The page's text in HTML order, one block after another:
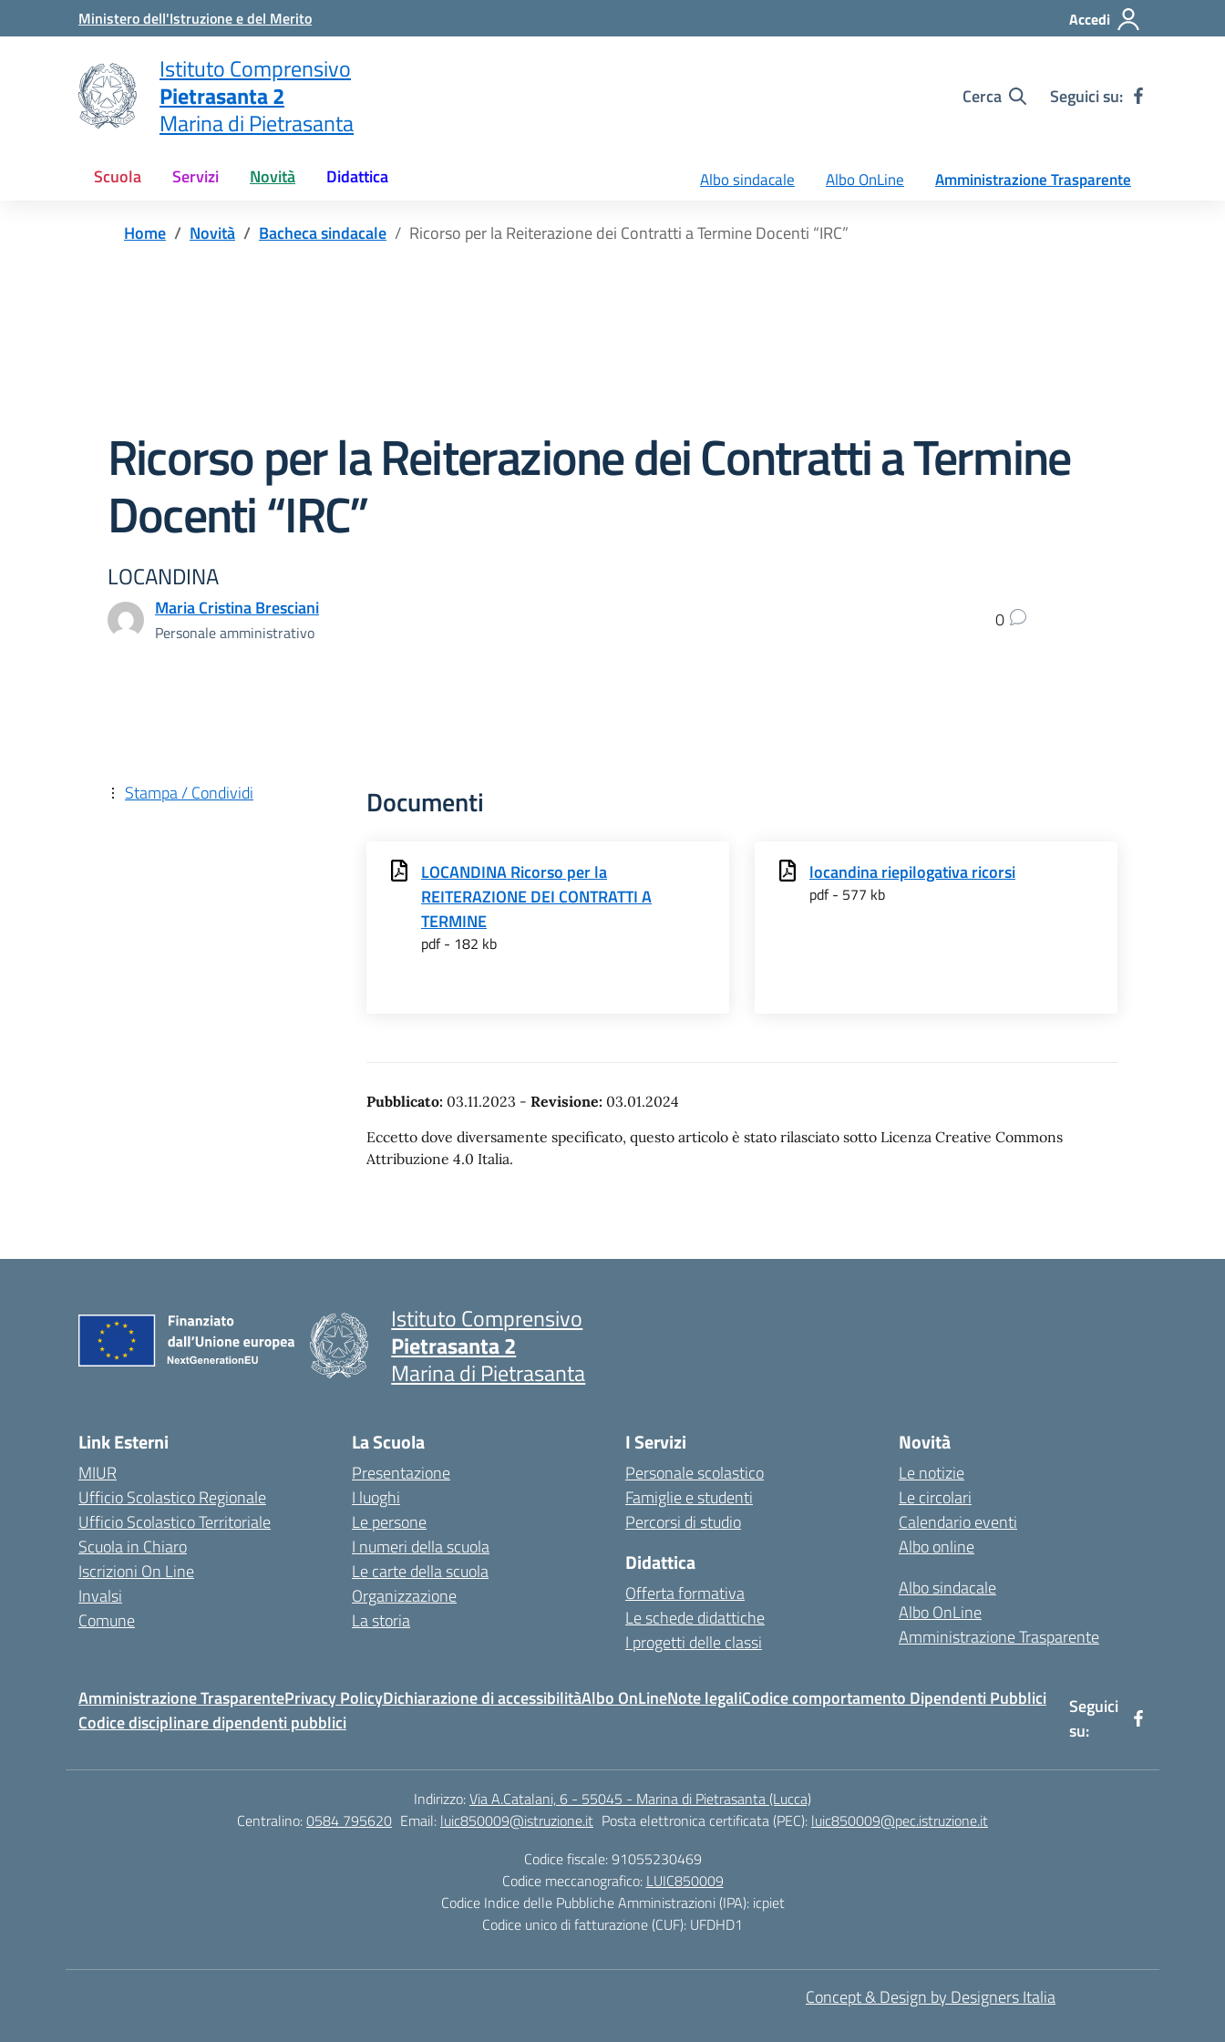
Vai ai contenuti
Vai al menu di navigazione
Ministero dell'Istruzione e del Merito Accedi
Istituto Comprensivo
Pietrasanta 2
Marina di Pietrasanta
Cerca Seguici su:
Scuola Servizi Novità Didattica Albo sindacale Albo OnLine Amministrazione Trasparente
Home Novità Bacheca sindacale Ricorso per la Reiterazione dei Contratti a Termine Docenti “IRC”
Ricorso per la Reiterazione dei Contratti a Termine
Docenti “IRC”
LOCANDINA
Maria Cristina Bresciani
Personale amministrativo
0
Documenti
LOCANDINA Ricorso per la
REITERAZIONE DEI CONTRATTI A
TERMINE
pdf - 182 kb
locandina riepilogativa ricorsi
pdf - 577 kb
Pubblicato: 03.11.2023 - Revisione: 03.01.2024
Eccetto dove diversamente specificato, questo articolo è stato rilasciato sotto Licenza Creative Commons
Attribuzione 4.0 Italia.
Stampa / Condividi
Istituto Comprensivo
Pietrasanta 2
Marina di Pietrasanta
Link Esterni
MIUR
Ufficio Scolastico Regionale
Ufficio Scolastico Territoriale
Scuola in Chiaro
Iscrizioni On Line
Invalsi
Comune
La Scuola
Presentazione
I luoghi
Le persone
I numeri della scuola
Le carte della scuola
Organizzazione
La storia
I Servizi
Personale scolastico
Famiglie e studenti
Percorsi di studio
Didattica
Offerta formativa
Le schede didattiche
I progetti delle classi
Novità
Le notizie
Le circolari
Calendario eventi
Albo online
Albo sindacale
Albo OnLine
Amministrazione Trasparente
Amministrazione TrasparentePrivacy PolicyDichiarazione di accessibilitàAlbo OnLineNote legaliCodice comportamento Dipendenti Pubblici
Codice disciplinare dipendenti pubblici
Seguici
su:
Indirizzo:Via A.Catalani, 6 - 55045 - Marina di Pietrasanta (Lucca)
Centralino:0584 795620 Email: luic850009@istruzione.it Posta elettronica certificata (PEC): luic850009@pec.istruzione.it
Codice fiscale: 91055230469
Codice meccanografico: LUIC850009
Codice Indice delle Pubbliche Amministrazioni (IPA): icpiet
Codice unico di fatturazione (CUF): UFDHD1
Concept & Design by Designers Italia